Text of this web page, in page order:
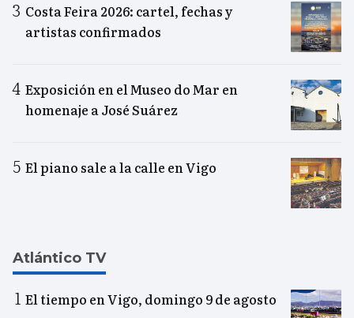
Costa Feira 2026: cartel, fechas y
artistas confirmados
Exposición en el Museo do Mar en
homenaje a José Suárez
El piano sale a la calle en Vigo
Atlántico TV
El tiempo en Vigo, domingo 9 de agosto